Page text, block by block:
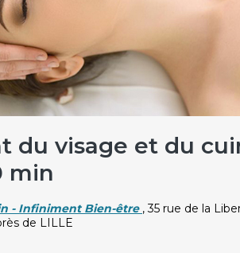
du visage et du
min
- Infiniment Bien-être , 35 rue de la
de LILLE